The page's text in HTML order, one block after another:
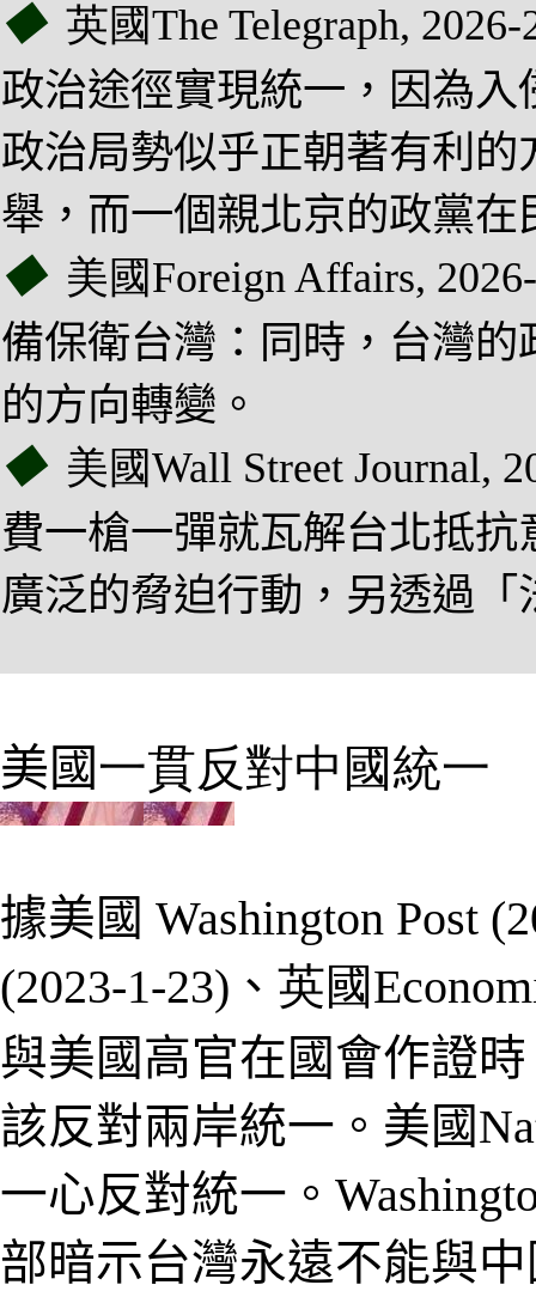
◆ 英國The Telegraph, 2026-
政治途徑實現統一，因為
政治局勢似乎正朝著有利的
舉，而一個親北京的政黨在
◆ 美國Foreign Affairs,
備保衛台灣：同時，台灣
的方向轉變。
◆ 美國Wall Street Journal,
費一槍一彈就瓦解台北抵
廣泛的脅迫行動，另透過
美國一貫反對中國統一
據美國 Washington Post (
(2023-1-23) 、 英國
與美國高官在國會作證時
該反對兩岸統一 。 美國
一心反對統一 。
部暗示台灣永遠不能與